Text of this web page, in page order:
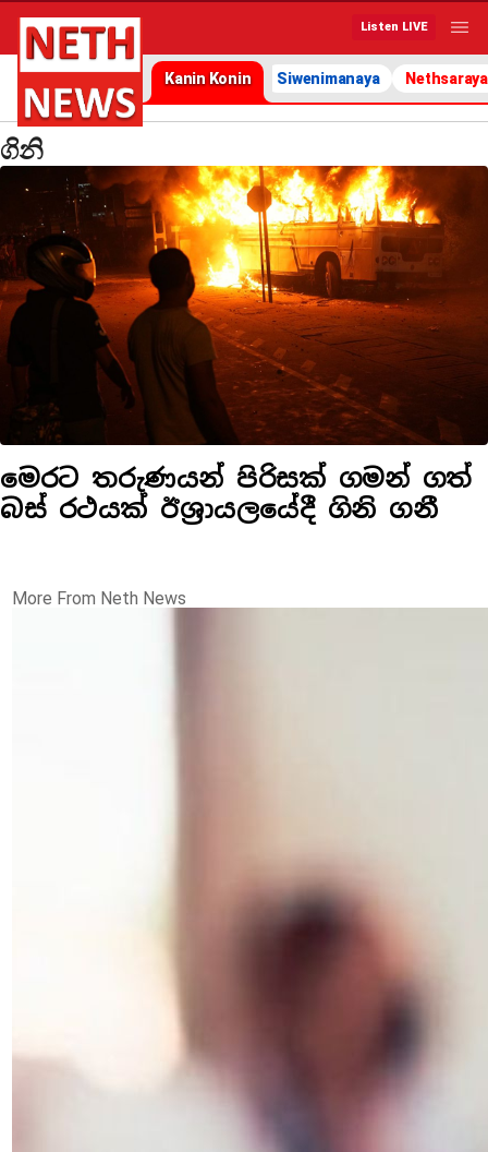
Listen LIVE
Kanin Konin Siwenimanaya Nethsaraya
ගිනි
මෙරට තරුණයන් පිරිසක් ගමන් ගත්
බස් රථයක් ඊශ්‍රායලයේදී ගිනි ගනී
More From Neth News